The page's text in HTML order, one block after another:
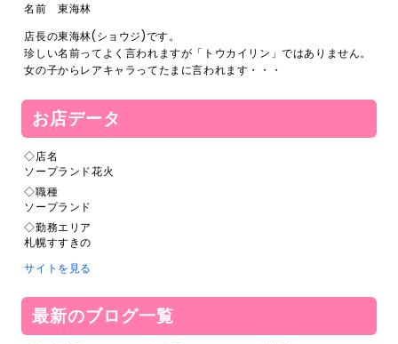
名前 東海林
店長の東海林(ショウジ)です。
珍しい名前ってよく言われますが「トウカイリン」ではありません。
女の子からレアキャラってたまに言われます・・・
お店データ
◇店名
ソープランド花火
◇職種
ソープランド
◇勤務エリア
札幌すすきの
サイトを見る
最新のブログ一覧